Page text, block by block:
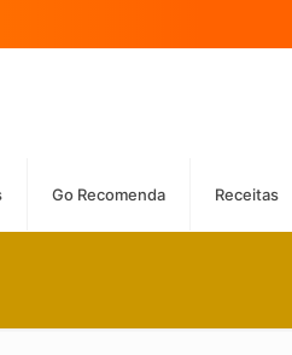
Go Recomenda Receitas